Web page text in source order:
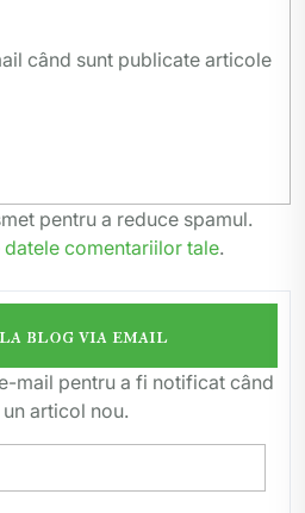
când sunt publicate articole
pentru a reduce spamul.
comentariilor tale.
blog via email
mail pentru a fi notificat când
articol nou.